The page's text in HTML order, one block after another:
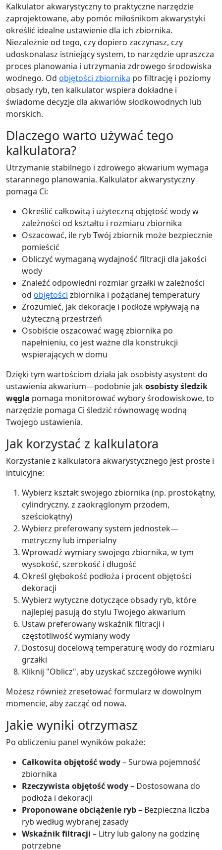
Kalkulator akwarystyczny to praktyczne narzędzie
zaprojektowane, aby pomóc miłośnikom akwarystyki
określić idealne ustawienie dla ich zbiornika.
Niezależnie od tego, czy dopiero zaczynasz, czy
udoskonalasz istniejący system, to narzędzie upraszcza
proces planowania i utrzymania zdrowego środowiska
wodnego. Od objętości zbiornika po filtrację i poziomy
obsady ryb, ten kalkulator wspiera dokładne i
świadome decyzje dla akwariów słodkowodnych lub
morskich.
Dlaczego warto używać tego
kalkulatora?
Utrzymanie stabilnego i zdrowego akwarium wymaga
starannego planowania. Kalkulator akwarystyczny
pomaga Ci:
Określić całkowitą i użyteczną objętość wody w
zależności od kształtu i rozmiaru zbiornika
Oszacować, ile ryb Twój zbiornik może bezpiecznie
pomieścić
Obliczyć wymaganą wydajność filtracji dla jakości
wody
Znaleźć odpowiedni rozmiar grzałki w zależności
od objętości zbiornika i pożądanej temperatury
Zrozumieć, jak dekoracje i podłoże wpływają na
użyteczną przestrzeń
Osobiście oszacować wagę zbiornika po
napełnieniu, co jest ważne dla konstrukcji
wspierających w domu
Dzięki tym wartościom działa jak osobisty asystent do
ustawienia akwarium—podobnie jakosobisty śledzik
węgla pomaga monitorować wybory środowiskowe, to
narzędzie pomaga Ci śledzić równowagę wodną
Twojego ustawienia.
Jak korzystać z kalkulatora
Korzystanie z kalkulatora akwarystycznego jest proste i
intuicyjne:
Wybierz kształt swojego zbiornika (np. prostokątny,
cylindryczny, z zaokrąglonym przodem,
sześciokątny)
Wybierz preferowany system jednostek—
metryczny lub imperialny
Wprowadź wymiary swojego zbiornika, w tym
wysokość, szerokość i długość
Określ głębokość podłoża i procent objętości
dekoracji
Wybierz wytyczne dotyczące obsady ryb, które
najlepiej pasują do stylu Twojego akwarium
Ustaw preferowany wskaźnik filtracji i
częstotliwość wymiany wody
Dostosuj docelową temperaturę wody do rozmiaru
grzałki
Kliknij "Oblicz", aby uzyskać szczegółowe wyniki
Możesz również zresetować formularz w dowolnym
momencie, aby zacząć od nowa.
Jakie wyniki otrzymasz
Po obliczeniu panel wyników pokaże:
Całkowita objętość wody– Surowa pojemność
zbiornika
Rzeczywista objętość wody– Dostosowana do
podłoża i dekoracji
Proponowane obciążenie ryb– Bezpieczna liczba
ryb według wybranej zasady
Wskaźnik filtracji – Litry lub galony na godzinę
potrzebne